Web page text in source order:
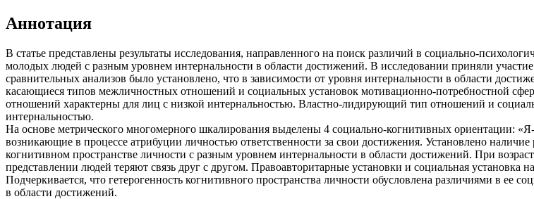
Аннотация
В статье представлены результаты исследования, направленного на поиск различий в социально-
молодых людей с разным уровнем интернальности в области достижений. В исследовании приняли участие
сравнительных анализов было установлено, что в зависимости от уровня интернальности в области
касающиеся типов межличностных отношений и социальных установок мотивационно-потребностной
отношений характерны для лиц с низкой интернальностью. Властно-лидирующий тип отношений и
интернальностью.
На основе метрического многомерного шкалирования выделены 4 социально-когнитивных ориентации:
возникающие в процессе атрибуции личностью ответственности за свои достижения. Установлено
когнитивном пространстве личности с разным уровнем интернальности в области достижений. При
представлении людей теряют связь друг с другом. Правоавторитарные установки и социальная установка
Подчеркивается, что гетерогенность когнитивного пространства личности обусловлена различиями в ее
в области достижений.